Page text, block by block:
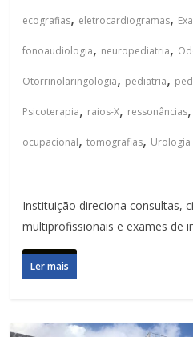
ecografias, eletrocardiogramas,
fonoaudiologia, neuropediatria,
Otorrinolaringologia, pediatria,
Psicoterapia, raios-X, ressonâncias,
ocupacional,tomografias, Urologia
Instituição direciona consultas,
multiprofissionais e exames de
Ler mais